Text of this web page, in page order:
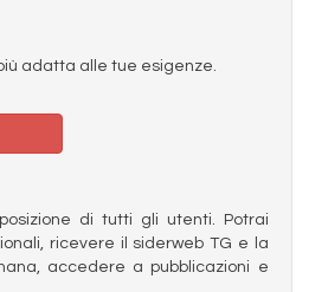
adatta alle tue esigenze.
di tutti gli utenti. Potrai
ricevere il siderweb TG e la
accedere a pubblicazioni e